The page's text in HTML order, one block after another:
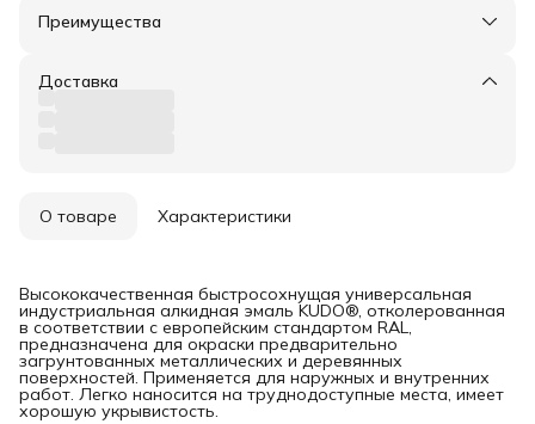
Преимущества
Оплата частями в Сплит
Удобный возврат
Доставка
О товаре Характеристики
Высококачественная быстросохнущая универсальная
индустриальная алкидная эмаль KUDO®, отколерованная
в соответствии с европейским стандартом RAL,
предназначена для окраски предварительно
загрунтованных металлических и деревянных
поверхностей. Применяется для наружных и внутренних
работ. Легко наносится на труднодоступные места, имеет
хорошую укрывистость.